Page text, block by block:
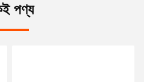
পণ্য